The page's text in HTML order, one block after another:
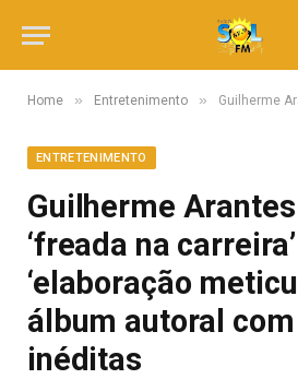
Home » Entretenimento » Guilherme Arantes aproveita ‘freada
ENTRETENIMENTO
Guilherme
‘freada na
‘elaboração
álbum autoral
inéditas